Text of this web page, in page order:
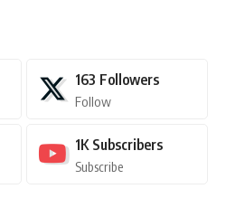
163 Followers
Follow
1K Subscribers
Subscribe